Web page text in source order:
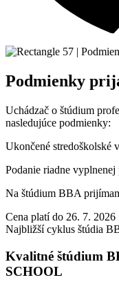
Podmienky
Uchádzač o štúdium
nasledujúce podmienky:
Ukončené stredoškolské
Podanie riadne
Na štúdium BBA
Cena platí do 26. 7. 2026
Najbližší cyklus štúdia
Kvalitné štúdium
SCHOOL